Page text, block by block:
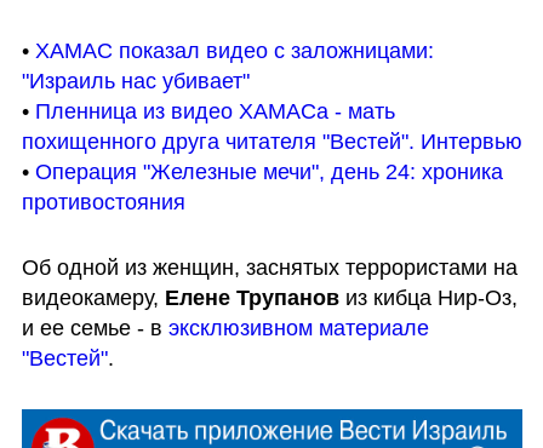
• ХАМАС показал видео с заложницами:
"Израиль нас убивает"
• Пленница из видео ХАМАСа - мать
похищенного друга читателя "Вестей". Интервью
• Операция "Железные мечи", день 24: хроника
противостояния
Об одной из женщин, заснятых террористами на
видеокамеру, Елене Трупанов из кибца Нир-Оз,
и ее семье - в эксклюзивном материале
"Вестей".